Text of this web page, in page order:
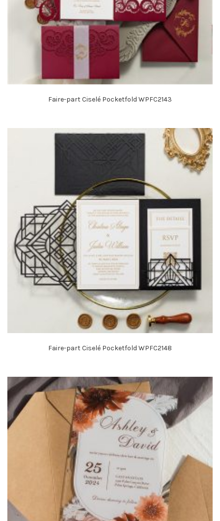
Faire-part Ciselé Pocketfold WPFC2143
Faire-part Ciselé Pocketfold WPFC2148